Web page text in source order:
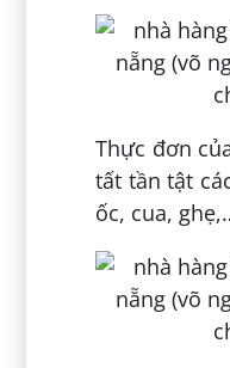
Thực đơn
tất tần tật
ốc, cua,